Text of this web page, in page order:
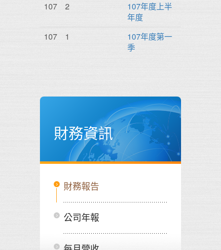
107
2
107年度上半
年度
107
1
107年度第一
季
財務資訊
財務報告
公司年報